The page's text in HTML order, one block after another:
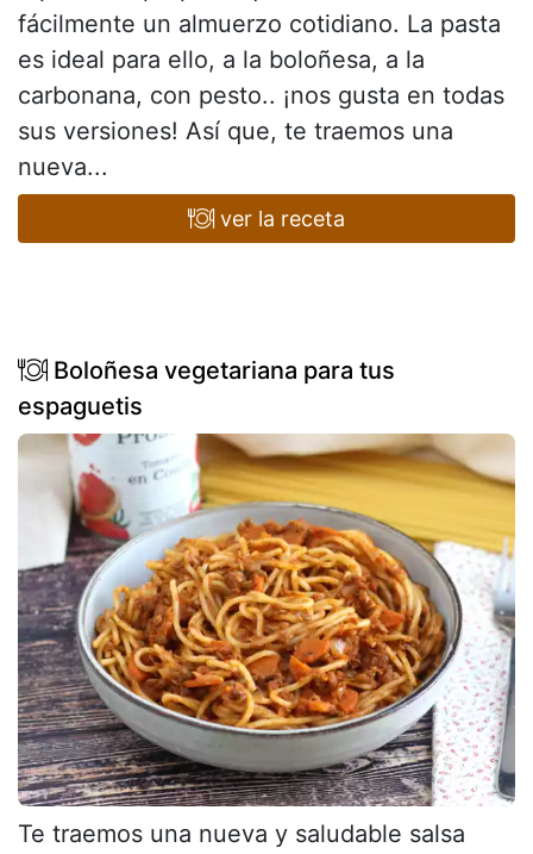
fácilmente un almuerzo cotidiano. La pasta
es ideal para ello, a la boloñesa, a la
carbonana, con pesto.. ¡nos gusta en todas
sus versiones! Así que, te traemos una
nueva...
ver la receta
Boloñesa vegetariana para tus
espaguetis
Te traemos una nueva y saludable salsa